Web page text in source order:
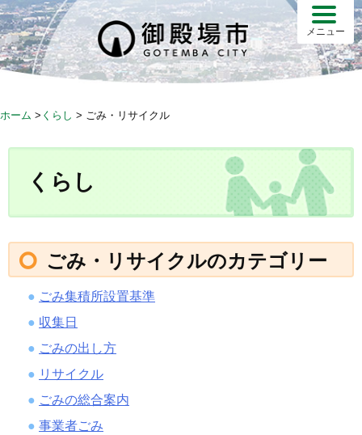
S
k
i
p
メニュー
ホーム > くらし > ごみ・リサイクル
くらし
ごみ・リサイクルのカテゴリー
ごみ集積所設置基準
収集日
ごみの出し方
リサイクル
ごみの総合案内
事業者ごみ